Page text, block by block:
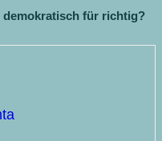
demokratisch für richtig?